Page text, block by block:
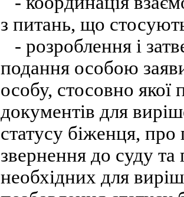
з питань, що
- розроблення і
подання особою
особу, стосовно
документів для
статусу біженця, про
звернення до суду та
необхідних для